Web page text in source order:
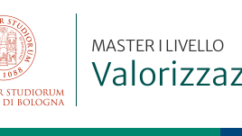
MASTER I LIVELLO